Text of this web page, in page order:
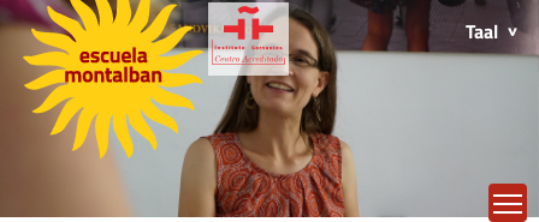
Taal